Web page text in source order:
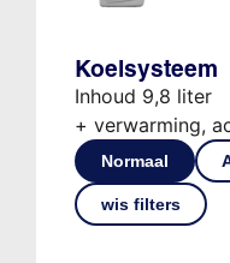
Koelsysteem
Inhoud 9,8 liter
+ verwarming,
Normaal
wis filters